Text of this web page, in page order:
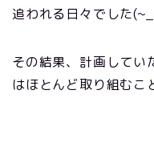
追われる日々でした
その結果、計画してい
はほとんど取り組むこ